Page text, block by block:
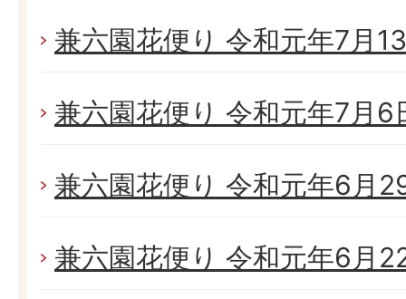
兼六園花便り 令和元年7月
兼六園花便り 令和元年7月6
兼六園花便り 令和元年6月
兼六園花便り 令和元年6月